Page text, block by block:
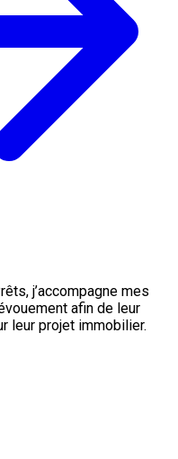
j’accompagne mes
afin de leur
leur projet immobilier.